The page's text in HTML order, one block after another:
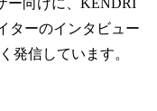
ターのインタビュー
発信しています。